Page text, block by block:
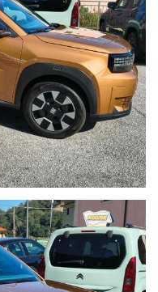
causate dalla non
portali, o dal nostro
caratteristiche dello
vendita .
controlliamo e
nel nostro
a storici interventi
presenti )
nella fattura di
cliente facciamo
al momento del
i chilometri .
variare a seconda
, in base ai requisiti
di trasparenza a tutti i